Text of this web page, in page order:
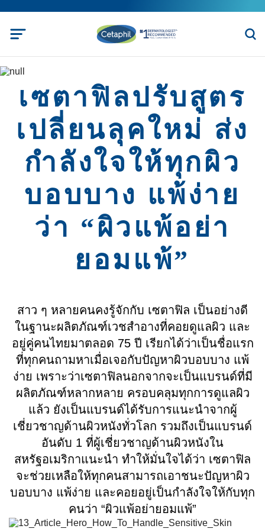
เซตาฟิลปรับสูตร
เปลี่ยนลุคใหม่ ส่ง
กำลังใจให้ทุกผิว
บอบบาง แพ้ง่าย
ว่า “ผิวแพ้อย่า
ยอมแพ้”
สาว ๆ หลายคนคงรู้จักกับ เซตาฟิล เป็นอย่างดี
ในฐานะผลิตภัณฑ์เวชสำอางที่คอยดูแลผิว และ
อยู่คู่คนไทยมาตลอด 75 ปี เรียกได้ว่าเป็นชื่อแรก
ที่ทุกคนถามหาเมื่อเจอกับปัญหาผิวบอบบาง แพ้
ง่าย เพราะว่าเซตาฟิลนอกจากจะเป็นแบรนด์ที่มี
ผลิตภัณฑ์หลากหลาย ครอบคลุมทุกการดูแลผิว
แล้ว ยังเป็นแบรนด์ได้รับการแนะนำจากผู้
เชี่ยวชาญด้านผิวหนังทั่วโลก รวมถึงเป็นแบรนด์
อันดับ 1 ที่ผู้เชี่ยวชาญด้านผิวหนังใน
สหรัฐอเมริกาแนะนำ ทำให้มั่นใจได้ว่า เซตาฟิล
จะช่วยเหลือให้ทุกคนสามารถเอาชนะปัญหาผิว
บอบบาง แพ้ง่าย และคอยอยู่เป็นกำลังใจให้กับทุก
คนว่า “ผิวแพ้อย่ายอมแพ้”